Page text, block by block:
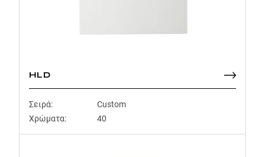
HLD
Σειρά:
Custom
Χρώματα:
40